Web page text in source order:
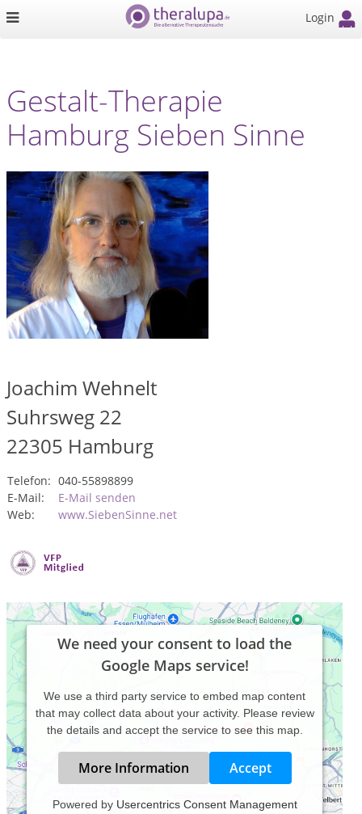
Login
Gestalt-Therapie
Hamburg Sieben Sinne
Joachim Wehnelt
Suhrsweg 22
22305 Hamburg
Telefon: 040-55898899
E-Mail:
E-Mail senden
Web:
www.SiebenSinne.net
We need your consent to load the
Google Maps service!
We use a third party service to embed map content
that may collect data about your activity. Please review
the details and accept the service to see this map.
More Information Accept
Powered by Usercentrics Consent Management